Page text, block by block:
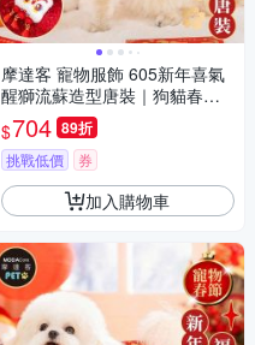
摩達客 寵物服飾 605新年喜氣
醒獅流蘇造型唐裝｜狗貓春節
拜年寵物衣 尺寸可選
$704 89折
挑戰低價 券
加入購物車